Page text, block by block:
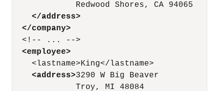
             Redwood Shores, CA 94065
</address>
</company>
  <!-- ... -->
<employee>
    <lastname>King</lastname>
<address>3290 W Big Beaver
             Troy, MI 48084